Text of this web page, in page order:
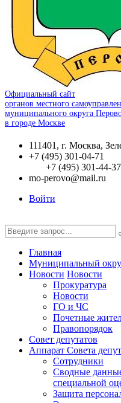
Официальный сайт
органов местного
муниципального округа
в городе Москве
111401, г. Москва,
+7 (495) 301-04-71
+7 (495) 301-44-37
mo-perovo@mail.ru
Войти
Главная
Муниципальный
Новости Новости
Прокуратура
Новости
ГО и ЧС
Почетные
Правопорядок
Совет депутатов
Аппарат Совета
Сотрудники
Сводные данные
специальной
Защита